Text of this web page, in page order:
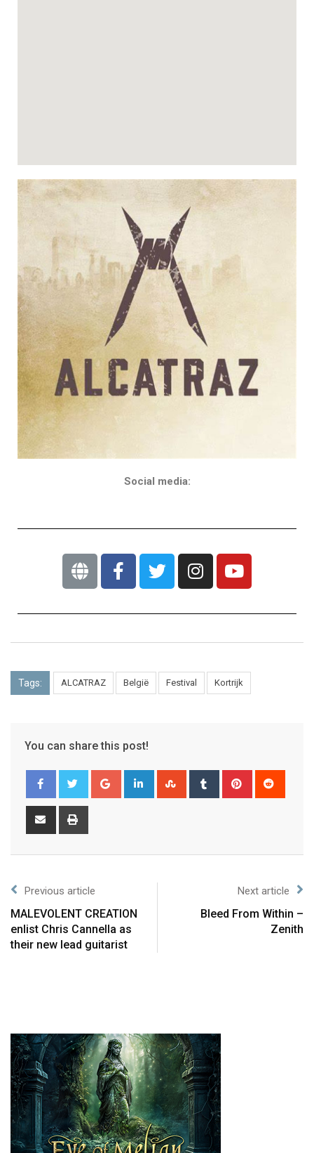
Social media:
Tags: ALCATRAZ België Festival Kortrijk
You can share this post!
Previous article
MALEVOLENT CREATION
enlist Chris Cannella as
their new lead guitarist
Next article
Bleed From Within –
Zenith